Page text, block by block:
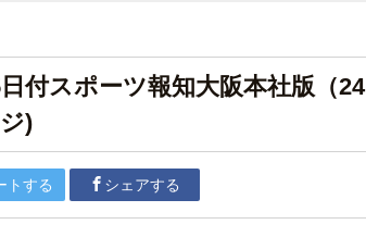
付スポーツ報知大阪本社版（24
)
トする シェアする